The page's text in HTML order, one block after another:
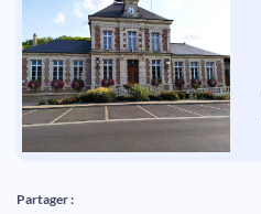
Partager :